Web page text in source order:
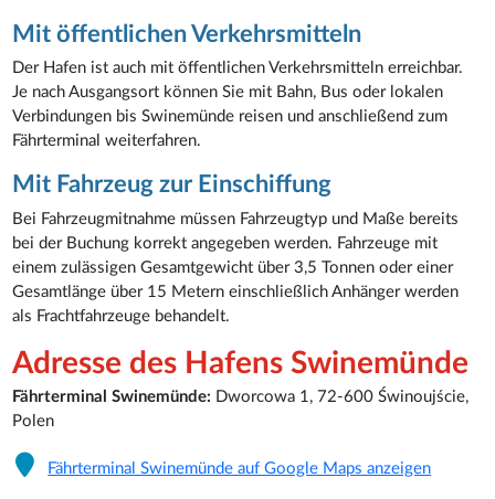
Mit öffentlichen Verkehrsmitteln
Der Hafen ist auch mit öffentlichen Verkehrsmitteln erreichbar.
Je nach Ausgangsort können Sie mit Bahn, Bus oder lokalen
Verbindungen bis Swinemünde reisen und anschließend zum
Fährterminal weiterfahren.
Mit Fahrzeug zur Einschiffung
Bei Fahrzeugmitnahme müssen Fahrzeugtyp und Maße bereits
bei der Buchung korrekt angegeben werden. Fahrzeuge mit
einem zulässigen Gesamtgewicht über 3,5 Tonnen oder einer
Gesamtlänge über 15 Metern einschließlich Anhänger werden
als Frachtfahrzeuge behandelt.
Adresse des Hafens Swinemünde
Fährterminal Swinemünde: Dworcowa 1, 72-600 Świnoujście,
Polen
Fährterminal Swinemünde auf Google Maps anzeigen